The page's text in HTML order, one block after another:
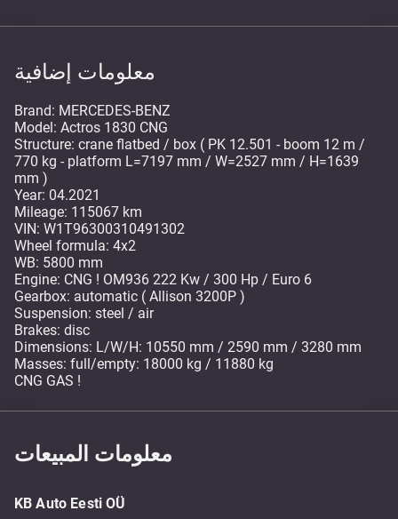
معلومات إضافية
Brand: MERCEDES-BENZ
Model: Actros 1830 CNG
Structure: crane flatbed / box ( PK 12.501 - boom 12 m /
770 kg - platform L=7197 mm / W=2527 mm / H=1639
mm )
Year: 04.2021
Mileage: 115067 km
VIN: W1T96300310491302
Wheel formula: 4x2
WB: 5800 mm
Engine: CNG ! OM936 222 Kw / 300 Hp / Euro 6
Gearbox: automatic ( Allison 3200P )
Suspension: steel / air
Brakes: disc
Dimensions: L/W/H: 10550 mm / 2590 mm / 3280 mm
Masses: full/empty: 18000 kg / 11880 kg
CNG GAS !
معلومات المبيعات
KB Auto Eesti OÜ